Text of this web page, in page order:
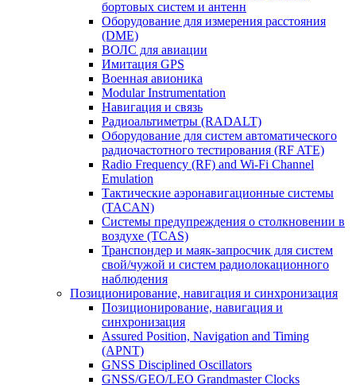
бортовых систем и антенн
Оборудование для измерения расстояния
(DME)
ВОЛС для авиации
Имитация GPS
Военная авионика
Modular Instrumentation
Навигация и связь
Радиоальтиметры (RADALT)
Оборудование для систем автоматического
радиочастотного тестирования (RF ATE)
Radio Frequency (RF) and Wi-Fi Channel
Emulation
Тактические аэронавигационные системы
(TACAN)
Системы предупреждения о столкновении в
воздухе (TCAS)
Транспондер и маяк-запросчик для систем
свой/чужой и систем радиолокационного
наблюдения
Позиционирование, навигация и синхронизация
Позиционирование, навигация и
синхронизация
Assured Position, Navigation and Timing
(APNT)
GNSS Disciplined Oscillators
GNSS/GEO/LEO Grandmaster Clocks